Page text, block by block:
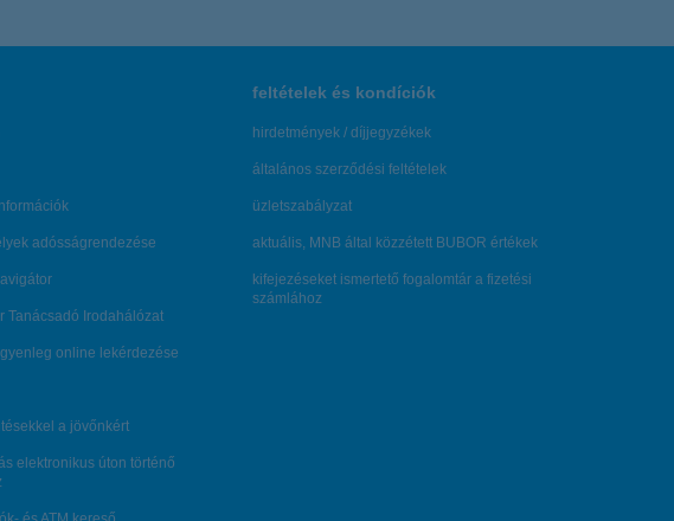
adósságrendezése
Tanácsadó Irodahálózat
online lekérdezése
a jövőnkért
elektronikus úton történő
feltételek és kondíciók
hirdetmények / díjjegyzékek
általános szerződési feltételek
üzletszabályzat
aktuális, MNB által közzétett BUBOR értékek
kifejezéseket ismertető fogalomtár a fizetési
számlához